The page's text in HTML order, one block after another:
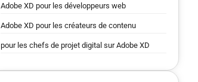
Adobe XD pour les développeurs web
Adobe XD pour les créateurs de contenu
pour les chefs de projet digital sur Adobe XD